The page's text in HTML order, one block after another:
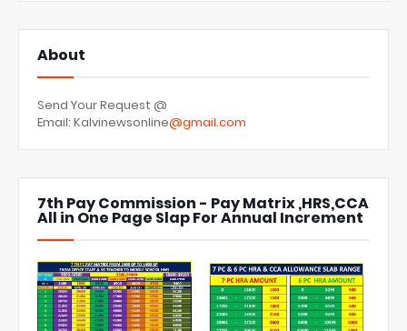
About
Send Your Request @
Email: Kalvinewsonline@gmail.com
7th Pay Commission - Pay Matrix ,HRS,CCA
All in One Page Slap For Annual Increment